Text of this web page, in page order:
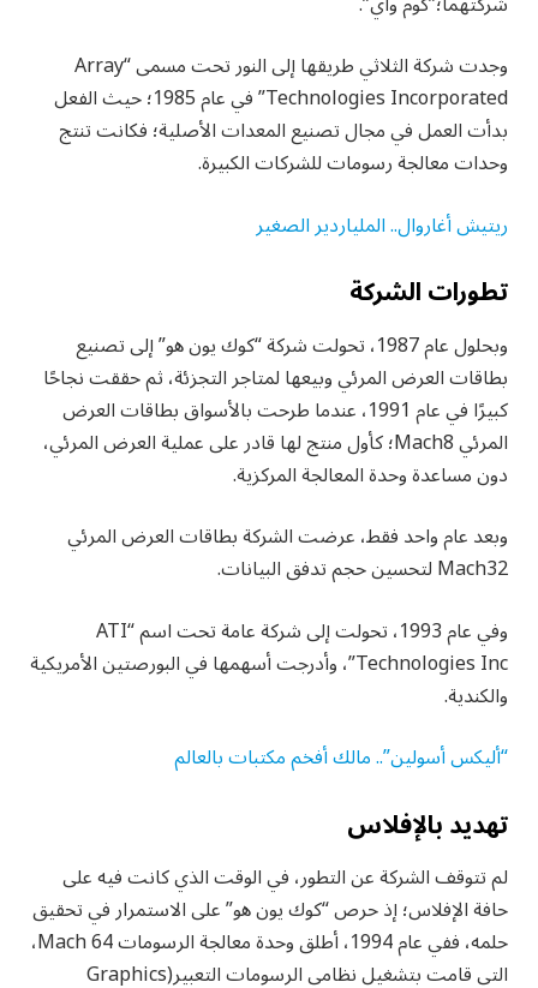
وجدت شركة الثلاثي طريقها إلى النور تحت مسمى “Array
Technologies Incorporated” في عام 1985؛ حيث الفعل
بدأت العمل في مجال تصنيع المعدات الأصلية؛ فكانت تنتج
وحدات معالجة رسومات للشركات الكبيرة.
ريتيش أغاروال.. الملياردير الصغير
تطورات الشركة
وبحلول عام 1987، تحولت شركة “كوك يون هو” إلى تصنيع
بطاقات العرض المرئي وبيعها لمتاجر التجزئة، ثم حققت نجاحًا
كبيرًا في عام 1991، عندما طرحت بالأسواق بطاقات العرض
المرئي Mach8؛ كأول منتج لها قادر على عملية العرض المرئي،
دون مساعدة وحدة المعالجة المركزية.
وبعد عام واحد فقط، عرضت الشركة بطاقات العرض المرئي
Mach32 لتحسين حجم تدفق البيانات.
وفي عام 1993، تحولت إلى شركة عامة تحت اسم “ATI
Technologies Inc”، وأدرجت أسهمها في البورصتين الأمريكية
والكندية.
“أليكس أسولين”.. مالك أفخم مكتبات بالعالم
تهديد بالإفلاس
لم تتوقف الشركة عن التطور، في الوقت الذي كانت فيه على
حافة الإفلاس؛ إذ حرص “كوك يون هو” على الاستمرار في تحقيق
حلمه، ففي عام 1994، أطلق وحدة معالجة الرسومات Mach 64،
التي قامت بتشغيل نظامي الرسومات التعبير(Graphics